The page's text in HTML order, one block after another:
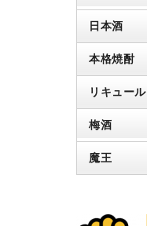
日本酒
本格焼酎
リキュール
梅酒
魔王